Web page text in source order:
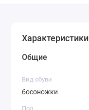
Характеристики
Общие
Вид обуви
босоножки
Пол